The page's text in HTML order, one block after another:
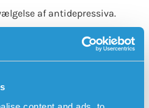
af antidepressiva.
som kombinerer medicinske